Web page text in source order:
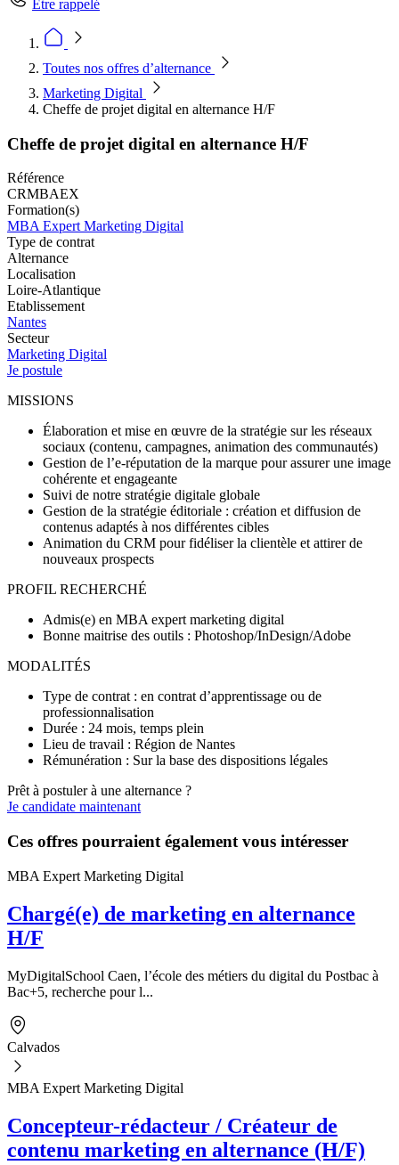
Être rappelé
Toutes nos offres d’alternance
Marketing Digital
Cheffe de projet digital en alternance H/F
Cheffe de projet digital en alternance H/F
Référence
CRMBAEX
Formation(s)
MBA Expert Marketing Digital
Type de contrat
Alternance
Localisation
Loire-Atlantique
Etablissement
Nantes
Secteur
Marketing Digital
Je postule
MISSIONS
Élaboration et mise en œuvre de la stratégie sur les réseaux
sociaux (contenu, campagnes, animation des communautés)
Gestion de l’e-réputation de la marque pour assurer une image
cohérente et engageante
Suivi de notre stratégie digitale globale
Gestion de la stratégie éditoriale : création et diffusion de
contenus adaptés à nos différentes cibles
Animation du CRM pour fidéliser la clientèle et attirer de
nouveaux prospects
PROFIL RECHERCHÉ
Admis(e) en MBA expert marketing digital
Bonne maitrise des outils : Photoshop/InDesign/Adobe
MODALITÉS
Type de contrat : en contrat d’apprentissage ou de
professionnalisation
Durée : 24 mois, temps plein
Lieu de travail : Région de Nantes
Rémunération : Sur la base des dispositions légales
Prêt à postuler à une alternance ?
Je candidate maintenant
Ces offres pourraient également vous intéresser
MBA Expert Marketing Digital
Chargé(e) de marketing en alternance
H/F
MyDigitalSchool Caen, l’école des métiers du digital du Postbac à
Bac+5, recherche pour l...
Calvados
MBA Expert Marketing Digital
Concepteur-rédacteur / Créateur de
contenu marketing en alternance (H/F)